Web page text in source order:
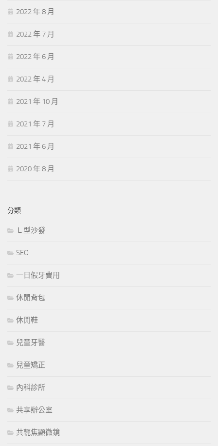
2022 年 8 月
2022 年 7 月
2022 年 6 月
2022 年 4 月
2021 年 10 月
2021 年 7 月
2021 年 6 月
2020 年 8 月
分類
Ｌ型沙發
SEO
一日假牙費用
休閒背包
休閒鞋
兒童牙醫
兒童矯正
內科診所
共享辦公室
共軛焦顯微鏡